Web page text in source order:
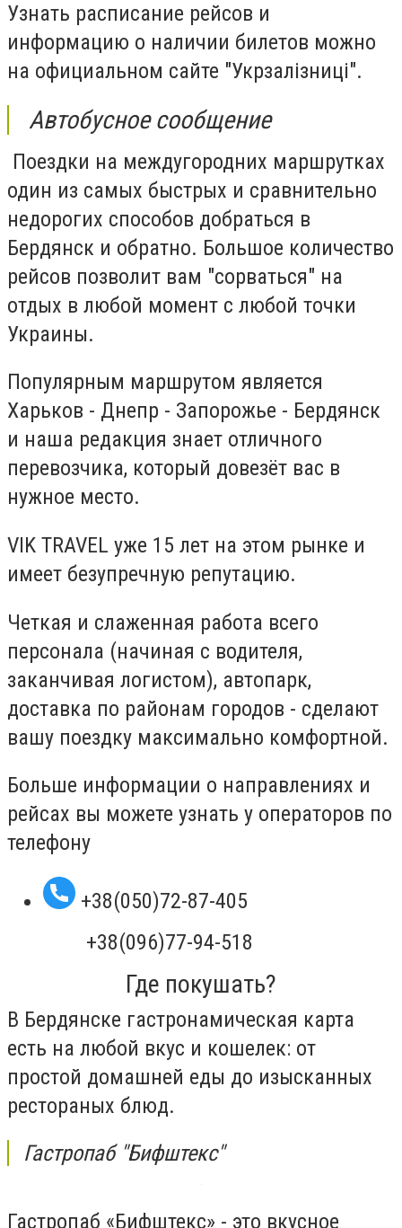
Узнать расписание рейсов и
информацию о наличии билетов можно
на официальном сайте "Укрзалізниці".
Автобусное сообщение
Поездки на междугородних маршрутках
один из самых быстрых и сравнительно
недорогих способов добраться в
Бердянск и обратно. Большое количество
рейсов позволит вам "сорваться" на
отдых в любой момент с любой точки
Украины.
Популярным маршрутом является
Харьков - Днепр - Запорожье - Бердянск
и наша редакция знает отличного
перевозчика, который довезёт вас в
нужное место.
VIK TRAVEL уже 15 лет на этом рынке и
имеет безупречную репутацию.
Четкая и слаженная работа всего
персонала (начиная с водителя,
заканчивая логистом), автопарк,
доставка по районам городов - сделают
вашу поездку максимально комфортной.
Больше информации о направлениях и
рейсах вы можете узнать у операторов по
телефону
+38(050)72-87-405
+38(096)77-94-518
Где покушать?
В Бердянске гастронамическая карта
есть на любой вкус и кошелек: от
простой домашней еды до изысканных
рестораных блюд.
Гастропаб "Бифштекс"
Гастропаб «Бифштекс» - это вкусное